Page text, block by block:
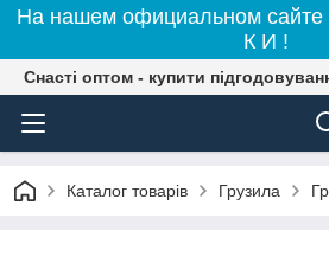
На нашем официальном
К И !
Снасті оптом - купити
Каталог товарів Грузила